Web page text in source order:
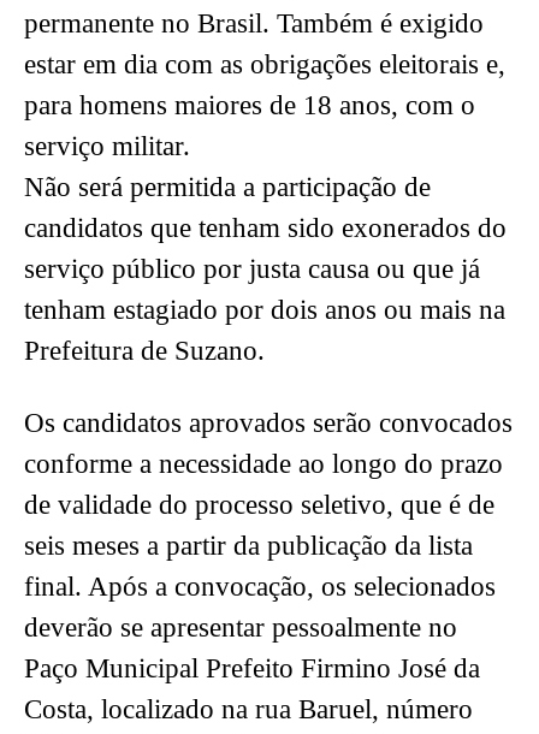
permanente no Brasil. Também é exigido
estar em dia com as obrigações eleitorais e,
para homens maiores de 18 anos, com o
serviço militar.
Não será permitida a participação de
candidatos que tenham sido exonerados do
serviço público por justa causa ou que já
tenham estagiado por dois anos ou mais na
Prefeitura de Suzano.
Os candidatos aprovados serão convocados
conforme a necessidade ao longo do prazo
de validade do processo seletivo, que é de
seis meses a partir da publicação da lista
final. Após a convocação, os selecionados
deverão se apresentar pessoalmente no
Paço Municipal Prefeito Firmino José da
Costa, localizado na rua Baruel, número